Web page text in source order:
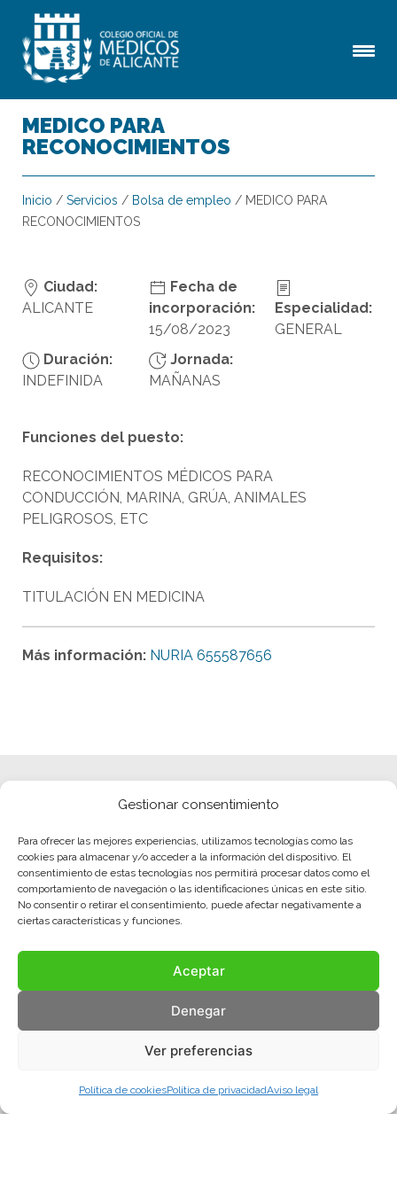
Gestionar consentimiento
Para ofrecer las mejores experiencias, utilizamos tecnologías como las
cookies para almacenar y/o acceder a la información del dispositivo. El
consentimiento de estas tecnologías nos permitirá procesar datos como el
comportamiento de navegación o las identificaciones únicas en este sitio.
No consentir o retirar el consentimiento, puede afectar negativamente a
ciertas características y funciones.
Aceptar
Denegar
Ver preferencias
Política de cookiesPolítica de privacidadAviso legal
MEDICO PARA
RECONOCIMIENTOS
Inicio / Servicios / Bolsa de empleo / MEDICO PARA
RECONOCIMIENTOS
Ciudad:
ALICANTE
Fecha de
incorporación:
15/08/2023
Especialidad:
GENERAL
Duración:
INDEFINIDA
Jornada:
MAÑANAS
Funciones del puesto:
RECONOCIMIENTOS MÉDICOS PARA
CONDUCCIÓN, MARINA, GRÚA, ANIMALES
PELIGROSOS, ETC
Requisitos:
TITULACIÓN EN MEDICINA
Más información: NURIA 655587656